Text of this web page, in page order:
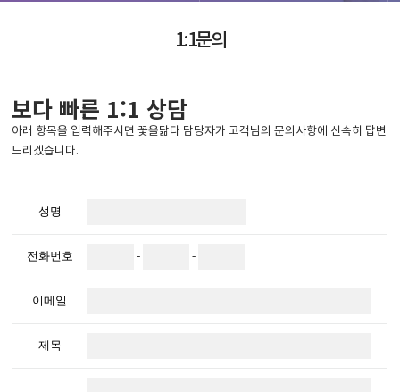
1:1문의
보다 빠른 1:1 상담
아래 항목을 입력해주시면 꽃을닮다 담당자가 고객님의 문의사항에 신속히 답변
드리겠습니다.
성명
전화번호 - -
이메일
제목